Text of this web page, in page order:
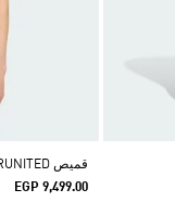
قميص MANCHESTERUNITED الأساسي لموسم 26/27
EGP 9,499.00